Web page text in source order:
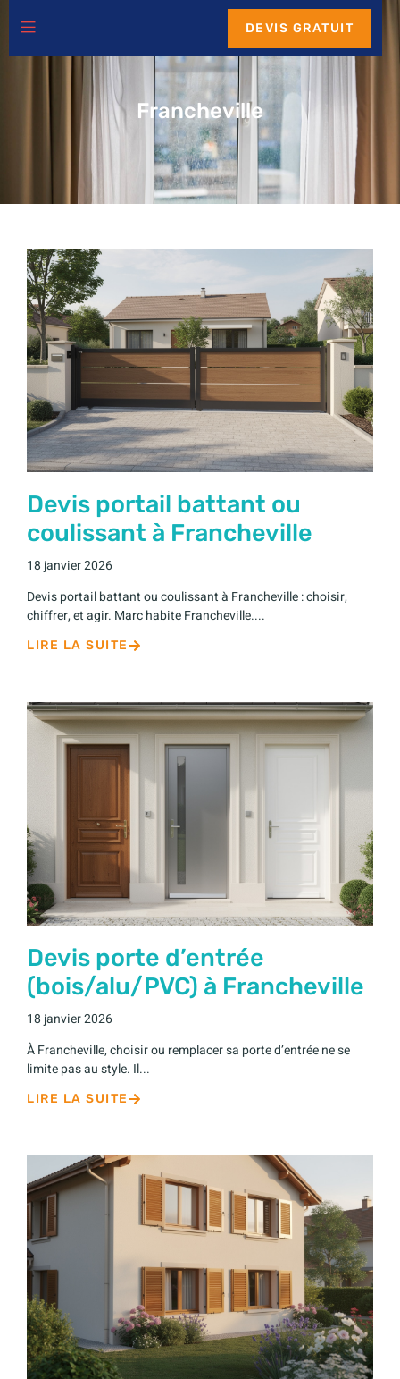
DEVIS GRATUIT
Francheville
Devis portail battant ou
coulissant à Francheville
18 janvier 2026
Devis portail battant ou coulissant à Francheville : choisir,
chiffrer, et agir. Marc habite Francheville....
LIRE LA SUITE
Devis porte d’entrée
(bois/alu/PVC) à Francheville
18 janvier 2026
À Francheville, choisir ou remplacer sa porte d’entrée ne se
limite pas au style. Il...
LIRE LA SUITE